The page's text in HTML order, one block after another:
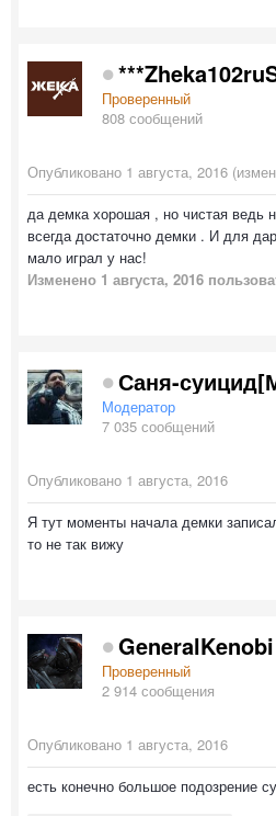
Проверенный
808 сообщений
Опубликовано 1 августа, 2016
да демка хорошая , но чистая ведь
всегда достаточно демки . И для
мало играл у нас!
Изменено 1 августа, 2016
Саня-
Модератор
7 035 сообщений
Опубликовано 1 августа, 2016
Я тут моменты начала демки
то не так вижу
GeneralKenobi
Проверенный
2 914 сообщения
Опубликовано 1 августа, 2016
есть конечно большое подозрение